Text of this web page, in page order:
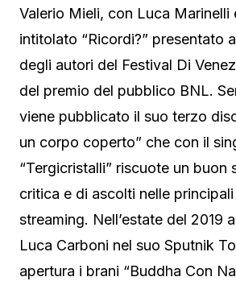
Valerio Mieli, con Luca Marinelli
intitolato “Ricordi?” presentato
degli autori del Festival Di
del premio del pubblico BNL.
viene pubblicato il suo terzo
un corpo coperto” che con il
“Tergicristalli” riscuote un buon
critica e di ascolti nelle
streaming. Nell’estate del 2019
Luca Carboni nel suo Sputnik
apertura i brani “Buddha Con